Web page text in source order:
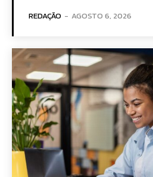
REDAÇÃO - AGOSTO 6, 2026